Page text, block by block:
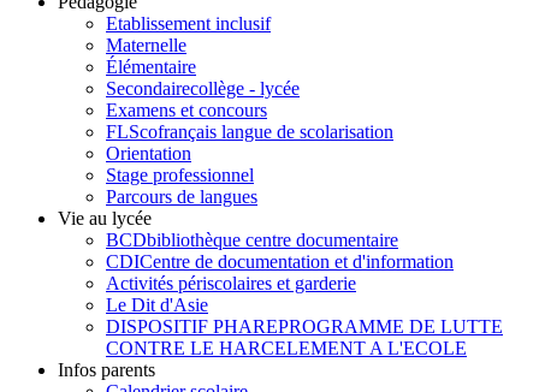
Etablissement inclusif
Maternelle
Élémentaire
Secondairecollège - lycée
Examens et concours
FLScofrançais langue de scolarisation
Orientation
Stage professionnel
Parcours de langues
Vie au lycée
BCDbibliothèque centre documentaire
CDICentre de documentation et d'information
Activités périscolaires et garderie
Le Dit d'Asie
DISPOSITIF PHAREPROGRAMME DE LUTTE
CONTRE LE HARCELEMENT A L'ECOLE
Infos parents